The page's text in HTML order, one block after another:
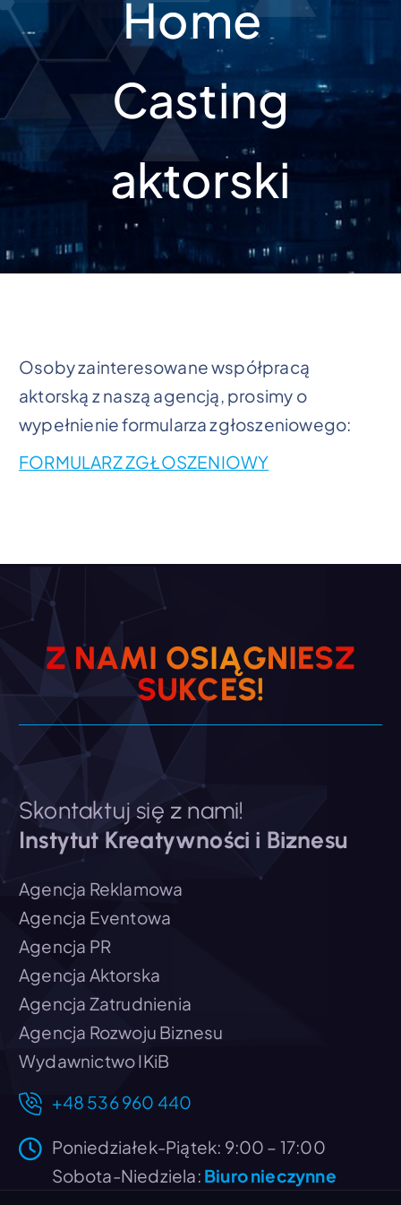
Home
Casting
aktorski
Osoby zainteresowane współpracą
aktorską z naszą agencją, prosimy o
wypełnienie formularza zgłoszeniowego:
FORMULARZ ZGŁOSZENIOWY
Z NAMI OSIĄGNIESZ
SUKCES!
Skontaktuj się z nami!
Instytut Kreatywności i Biznesu
Agencja Reklamowa
Agencja Eventowa
Agencja PR
Agencja Aktorska
Agencja Zatrudnienia
Agencja Rozwoju Biznesu
Wydawnictwo IKiB
+48 536 960 440
Poniedziałek-Piątek: 9:00 – 17:00
Sobota-Niedziela: Biuro nieczynne